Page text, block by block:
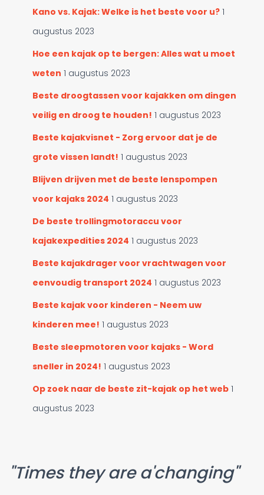
Kano vs. Kajak: Welke is het beste voor u? 1
augustus 2023
Hoe een kajak op te bergen: Alles wat u moet
weten 1 augustus 2023
Beste droogtassen voor kajakken om dingen
veilig en droog te houden! 1 augustus 2023
Beste kajakvisnet - Zorg ervoor dat je de
grote vissen landt! 1 augustus 2023
Blijven drijven met de beste lenspompen
voor kajaks 2024 1 augustus 2023
De beste trollingmotoraccu voor
kajakexpedities 2024 1 augustus 2023
Beste kajakdrager voor vrachtwagen voor
eenvoudig transport 2024 1 augustus 2023
Beste kajak voor kinderen - Neem uw
kinderen mee! 1 augustus 2023
Beste sleepmotoren voor kajaks - Word
sneller in 2024! 1 augustus 2023
Op zoek naar de beste zit-kajak op het web 1
augustus 2023
"Times they are a'changing"